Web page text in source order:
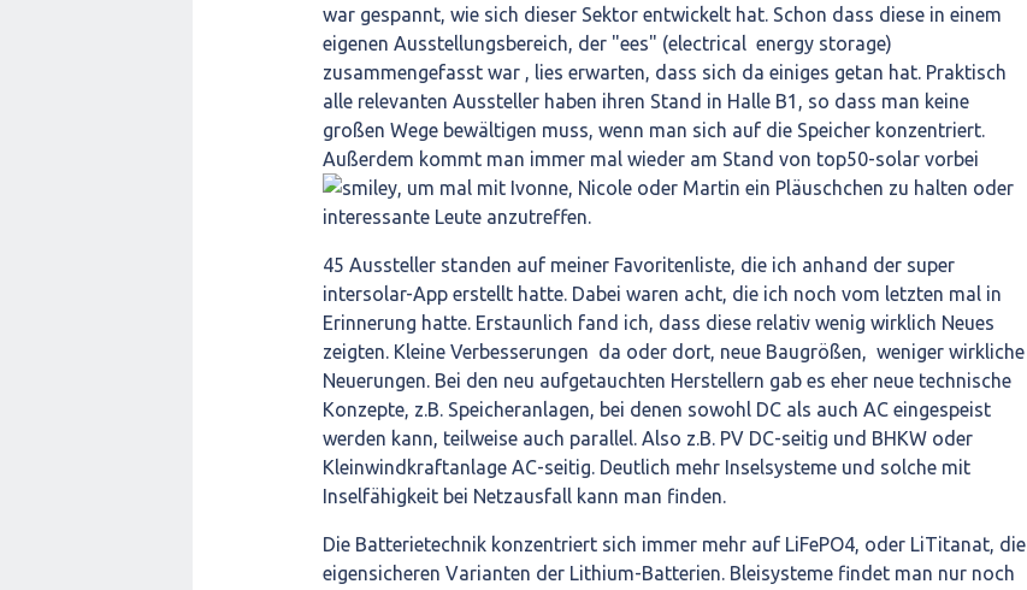
war gespannt, wie sich dieser Sektor entwickelt hat. Schon dass diese in einem
eigenen Ausstellungsbereich, der "ees" (electrical energy storage)
zusammengefasst war , lies erwarten, dass sich da einiges getan hat. Praktisch
alle relevanten Aussteller haben ihren Stand in Halle B1, so dass man keine
großen Wege bewältigen muss, wenn man sich auf die Speicher konzentriert.
Außerdem kommt man immer mal wieder am Stand von top50-solar vorbei
, um mal mit Ivonne, Nicole oder Martin ein Pläuschchen zu halten oder
interessante Leute anzutreffen.
45 Aussteller standen auf meiner Favoritenliste, die ich anhand der super
intersolar-App erstellt hatte. Dabei waren acht, die ich noch vom letzten mal in
Erinnerung hatte. Erstaunlich fand ich, dass diese relativ wenig wirklich Neues
zeigten. Kleine Verbesserungen da oder dort, neue Baugrößen, weniger wirkliche
Neuerungen. Bei den neu aufgetauchten Herstellern gab es eher neue technische
Konzepte, z.B. Speicheranlagen, bei denen sowohl DC als auch AC eingespeist
werden kann, teilweise auch parallel. Also z.B. PV DC-seitig und BHKW oder
Kleinwindkraftanlage AC-seitig. Deutlich mehr Inselsysteme und solche mit
Inselfähigkeit bei Netzausfall kann man finden.
Die Batterietechnik konzentriert sich immer mehr auf LiFePO4, oder LiTitanat, die
eigensicheren Varianten der Lithium-Batterien. Bleisysteme findet man nur noch